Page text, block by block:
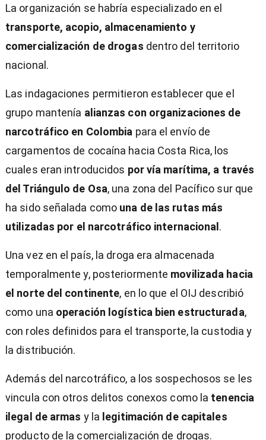
57
seconds
La organización se habría especializado en el
transporte, acopio, almacenamiento y
comercialización de drogas dentro del territorio
nacional.
Las indagaciones permitieron establecer que el
grupo mantenía alianzas con organizaciones de
narcotráfico en Colombia para el envío de
cargamentos de cocaína hacia Costa Rica, los
cuales eran introducidos por vía marítima, a través
del Triángulo de Osa, una zona del Pacífico sur que
ha sido señalada como una de las rutas más
utilizadas por el narcotráfico internacional .
Una vez en el país, la droga era almacenada
temporalmente y, posteriormente movilizada hacia
el norte del continente, en lo que el OIJ describió
como una operación logística bien estructurada,
con roles definidos para el transporte, la custodia y
la distribución.
Además del narcotráfico, a los sospechosos se les
vincula con otros delitos conexos como la tenencia
ilegal de armas y la legitimación de capitales
producto de la comercialización de drogas.